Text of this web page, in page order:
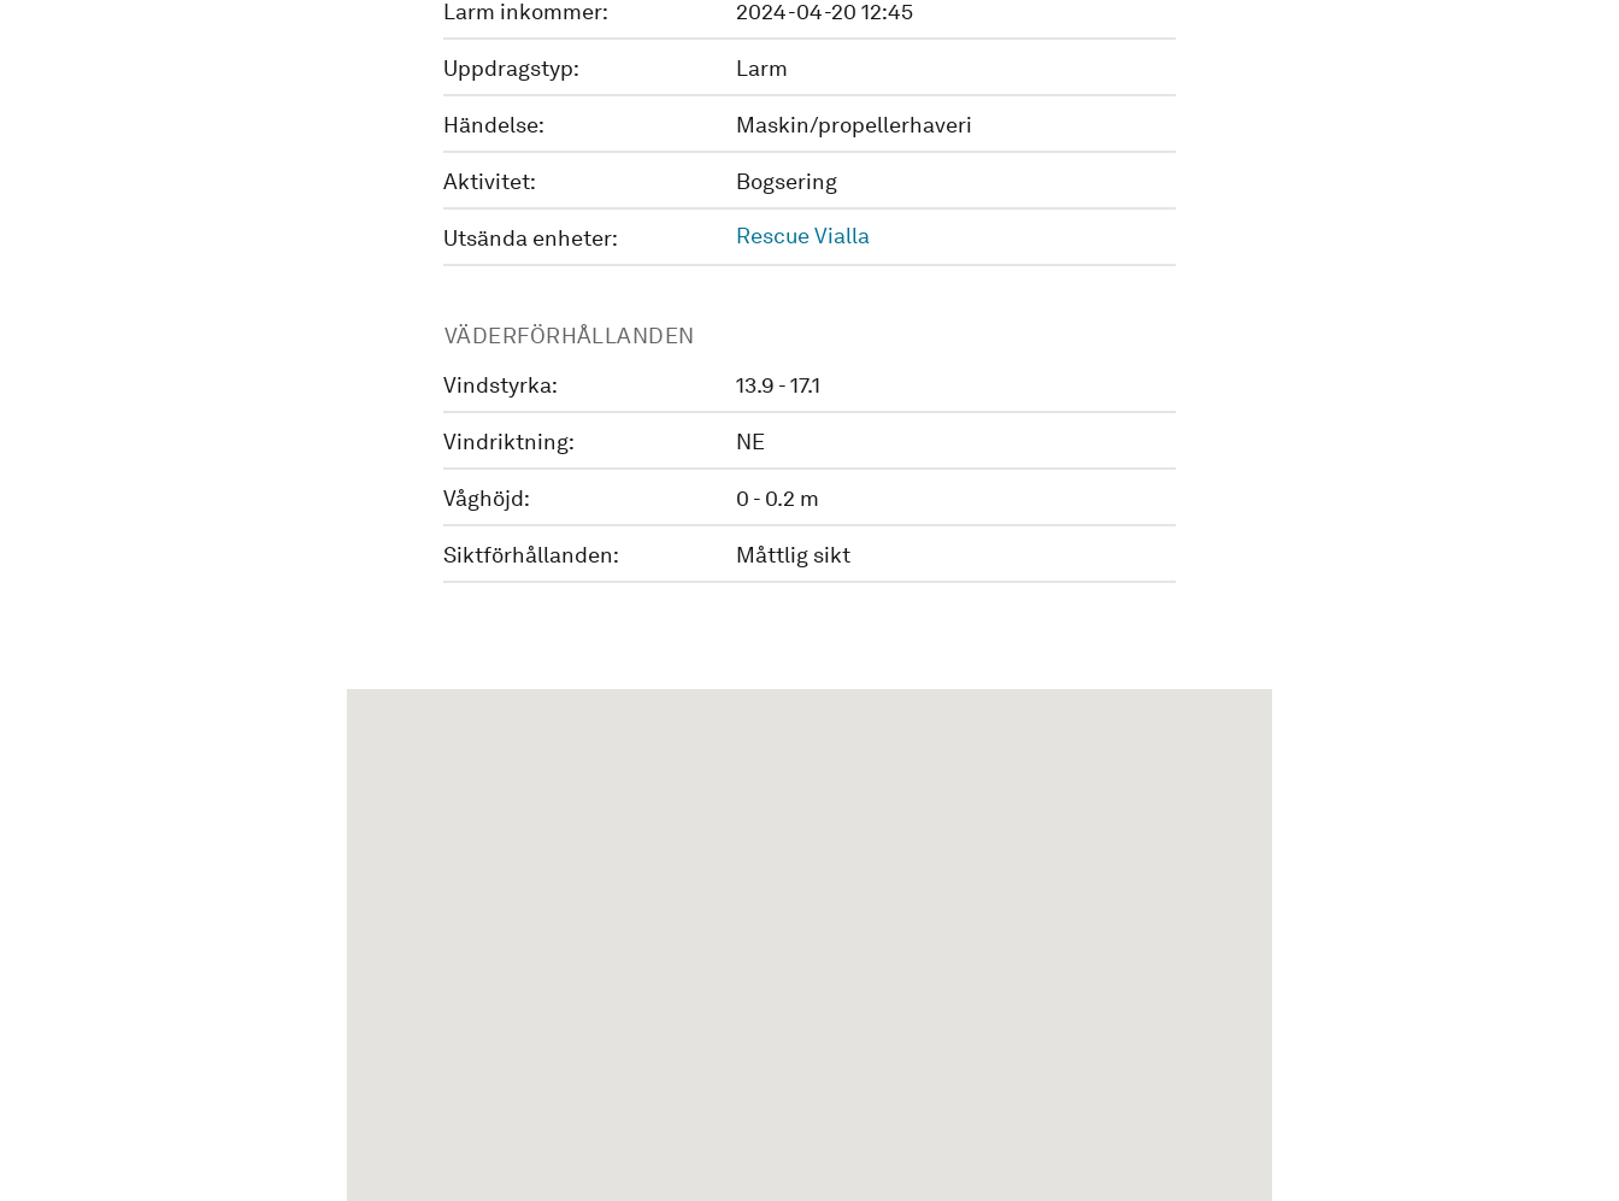
Larm inkommer: 2024-04-20 12:45
Uppdragstyp: Larm
Händelse: Maskin/propellerhaveri
Aktivitet: Bogsering
Utsända enheter: Rescue Vialla
VÄDERFÖRHÅLLANDEN
Vindstyrka:
13.9 - 17.1
Vindriktning: NE
Våghöjd: 0 - 0.2 m
Siktförhållanden: Måttlig sikt